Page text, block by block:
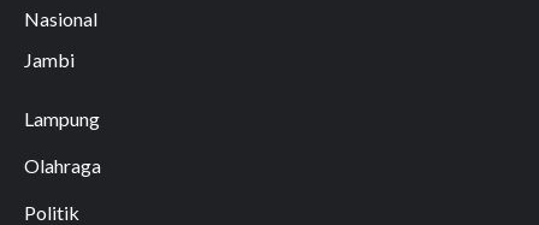
Nasional
Jambi
Lampung
Olahraga
Politik